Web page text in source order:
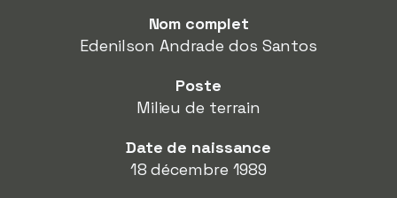
Nom complet
Edenilson Andrade dos Santos
Poste
Milieu de terrain
Date de naissance
18 décembre 1989